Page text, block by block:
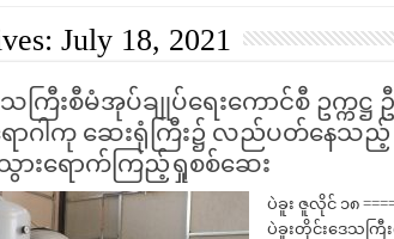
July 18, 2021
ကြီးစီမံအုပ်ချုပ်ရေးကောင်စီ ဥက္ကဋ္ဌ ဦ
ဂါကု ဆေးရုံကြီး၌ လည်ပတ်နေသည့်
ားရောက်ကြည့်ရှုစစ်ဆေး
ပဲခူး ဇူလိုင် ၁၈
ပဲခူးတိုင်းဒေသကြီး